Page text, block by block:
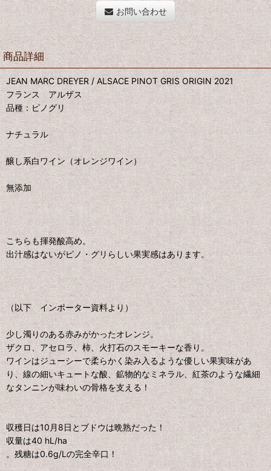
お問い合わせ
商品詳細
JEAN MARC DREYER / ALSACE PINOT GRIS ORIGIN 2021
フランス アルザス
品種：ピノグリ
ナチュラル
醸し系白ワイン（オレンジワイン）
無添加
こちらも揮発酸高め。
出汁感はないがピノ・グリらしい果実感はあります。
（以下 インポーター資料より）
少し濁りのある赤みがかったオレンジ。
ザクロ、アセロラ、柿、火打石のスモーキーな香り。
ワインはジューシーで柔らかく染み入るような優しい果実味があ
り、線の細いキュートな酸、鉱物的なミネラル、紅茶のような繊細
なタンニンが味わいの骨格を支える！
収穫日は10月8日とブドウは晩熟だった！
収量は40 hL/ha
。残糖は0.6g/Lの完全辛口！